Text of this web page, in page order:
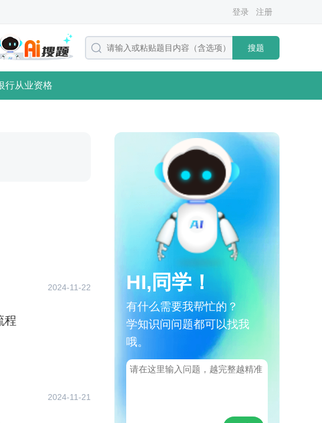
登录 注册
搜题
行从业资格
2024-11-22
程
2024-11-21
HI,同学！
有什么需要我帮忙的？
学知识问问题都可以找我
哦。